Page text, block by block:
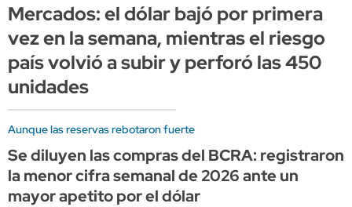
Mercados: el dólar bajó por primera
vez en la semana, mientras el riesgo
país volvió a subir y perforó las 450
unidades
Aunque las reservas rebotaron fuerte
Se diluyen las compras del BCRA: registraron
la menor cifra semanal de 2026 ante un
mayor apetito por el dólar